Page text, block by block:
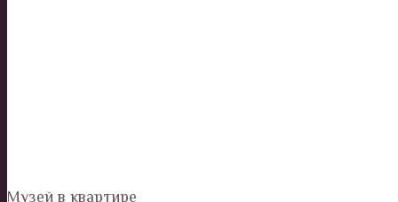
Музей в квартире